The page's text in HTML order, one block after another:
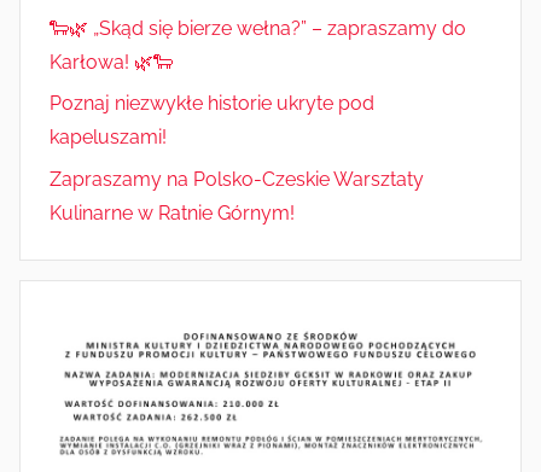
🐑🌿 „Skąd się bierze wełna?” – zapraszamy do
Karłowa! 🌿🐑
Poznaj niezwykłe historie ukryte pod
kapeluszami!
Zapraszamy na Polsko-Czeskie Warsztaty
Kulinarne w Ratnie Górnym!